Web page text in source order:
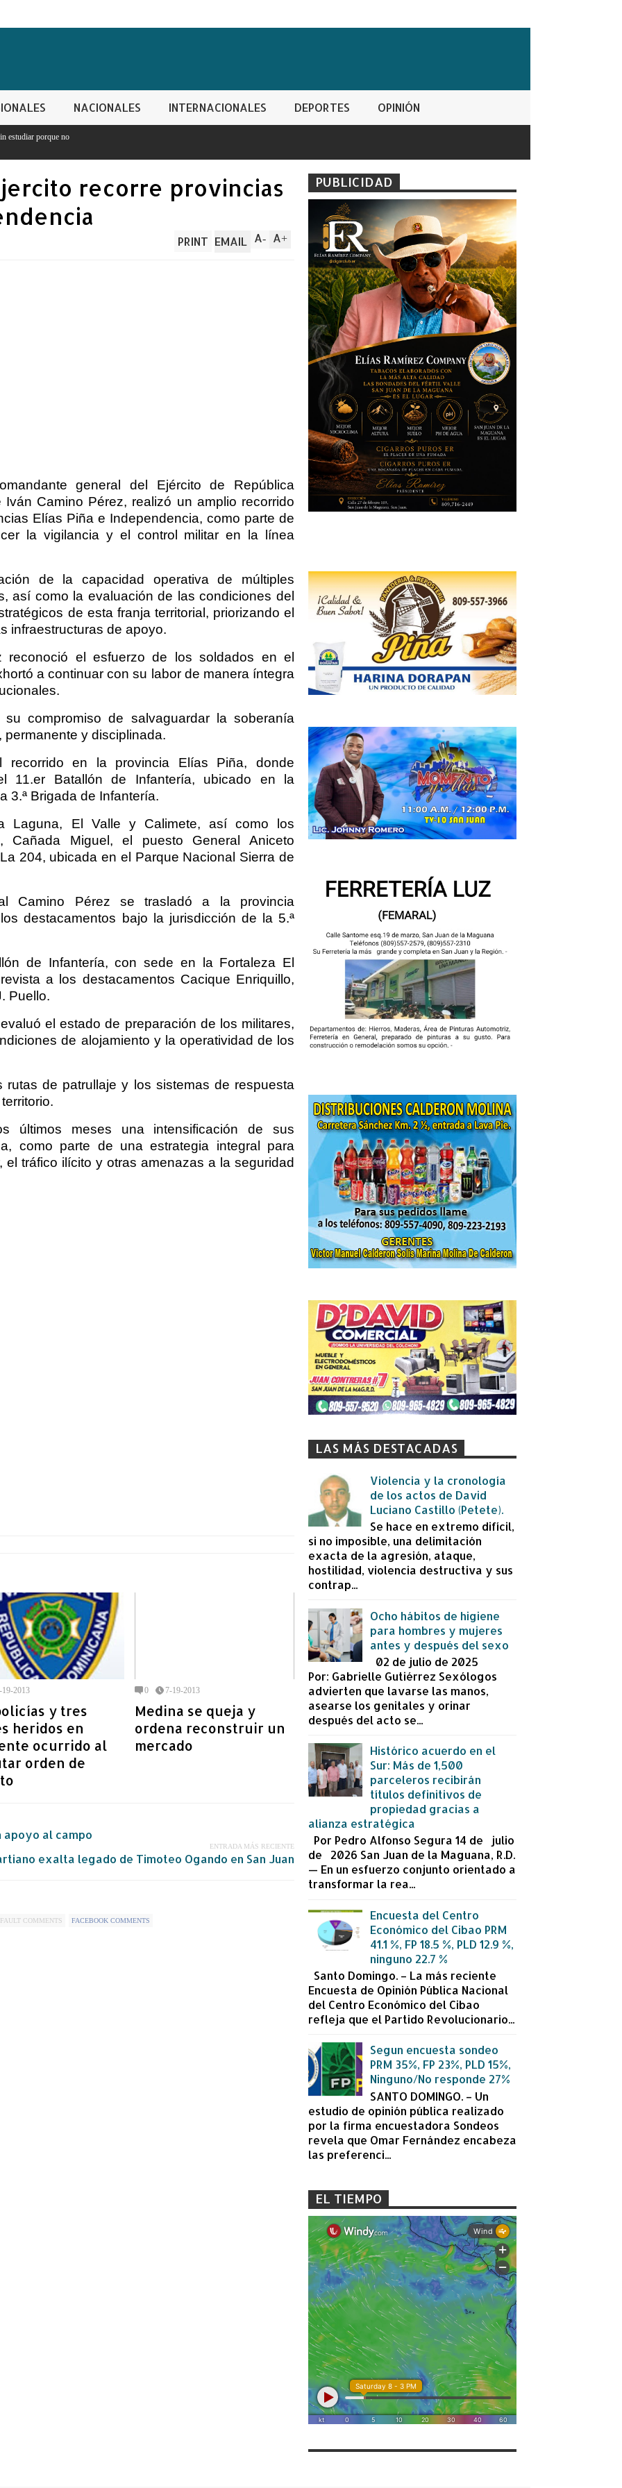
NACIONALES INTERNACIONALES DEPORTES OPINIÓN
recorre provincias
A+
A-
PRINT EMAIL
general del Ejército de República
Camino Pérez, realizó un amplio recorrido
Elías Piña e Independencia, como parte de
la vigilancia y el control militar en la línea
de la capacidad operativa de múltiples
así como la evaluación de las condiciones del
de esta franja territorial, priorizando el
infraestructuras de apoyo.
reconoció el esfuerzo de los soldados en el
a continuar con su labor de manera íntegra
compromiso de salvaguardar la soberanía
y disciplinada.
recorrido en la provincia Elías Piña, donde
11.er Batallón de Infantería, ubicado en la
3.ª Brigada de Infantería.
Laguna, El Valle y Calimete, así como los
Cañada Miguel, el puesto General Aniceto
204, ubicada en el Parque Nacional Sierra de
Camino Pérez se trasladó a la provincia
destacamentos bajo la jurisdicción de la 5.ª
de Infantería, con sede en la Fortaleza El
a los destacamentos Cacique Enriquillo,
Puello.
el estado de preparación de los militares,
de alojamiento y la operatividad de los
rutas de patrullaje y los sistemas de respuesta
últimos meses una intensificación de sus
como parte de una estrategia integral para
el tráfico ilícito y otras amenazas a la seguridad
19-2013
y tres
heridos en
ocurrido al
orden de
0 7-19-2013
Medina se queja y
ordena reconstruir un
mercado
apoyo al campo
ENTRADA MÁS RECIENTE
exalta legado de Timoteo Ogando en San Juan
COMMENTS FACEBOOK COMMENTS
PUBLICIDAD
LAS MÁS DESTACADAS
Violencia y la cronología
de los actos de David
Luciano Castillo (Petete).
Se hace en extremo difícil,
si no imposible, una delimitación
exacta de la agresión, ataque,
hostilidad, violencia destructiva y sus
contrap...
Ocho hábitos de higiene
para hombres y mujeres
antes y después del sexo
02 de julio de 2025
Por: Gabrielle Gutiérrez Sexólogos
advierten que lavarse las manos,
asearse los genitales y orinar
después del acto se...
Histórico acuerdo en el
Sur: Más de 1,500
parceleros recibirán
títulos definitivos de
propiedad gracias a
alianza estratégica
Por Pedro Alfonso Segura 14 de julio
de 2026 San Juan de la Maguana, R.D.
— En un esfuerzo conjunto orientado a
transformar la rea...
Encuesta del Centro
Económico del Cibao PRM
41.1 %, FP 18.5 %, PLD 12.9 %,
ninguno 22.7 %
Santo Domingo. – La más reciente
Encuesta de Opinión Pública Nacional
del Centro Económico del Cibao
refleja que el Partido Revolucionario...
Segun encuesta sondeo
PRM 35%, FP 23%, PLD 15%,
Ninguno/No responde 27%
SANTO DOMINGO. – Un
estudio de opinión pública realizado
por la firma encuestadora Sondeos
revela que Omar Fernández encabeza
las preferenci...
EL TIEMPO